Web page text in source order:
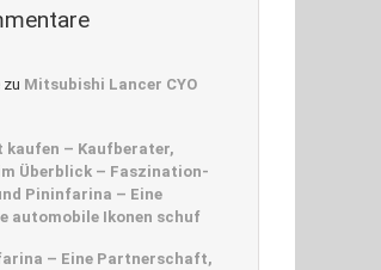
zu Mitsubishi Lancer CYO
– Kaufberater,
Überblick – Faszination-
Pininfarina – Eine
automobile Ikonen schuf
– Eine Partnerschaft,